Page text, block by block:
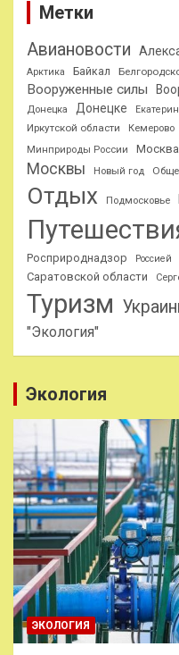
Метки
Авиановости
Арктика
Байкал
Вооруженные силы
Донецка
Донецке
Иркутской области Кемерово
Минприроды России
Москва
Москвы
Новый год
Отдых Подмосковье
Росприроднадзор
Россией
Саратовской области
Туризм
"Экология"
Экология
ЭКОЛОГИЯ